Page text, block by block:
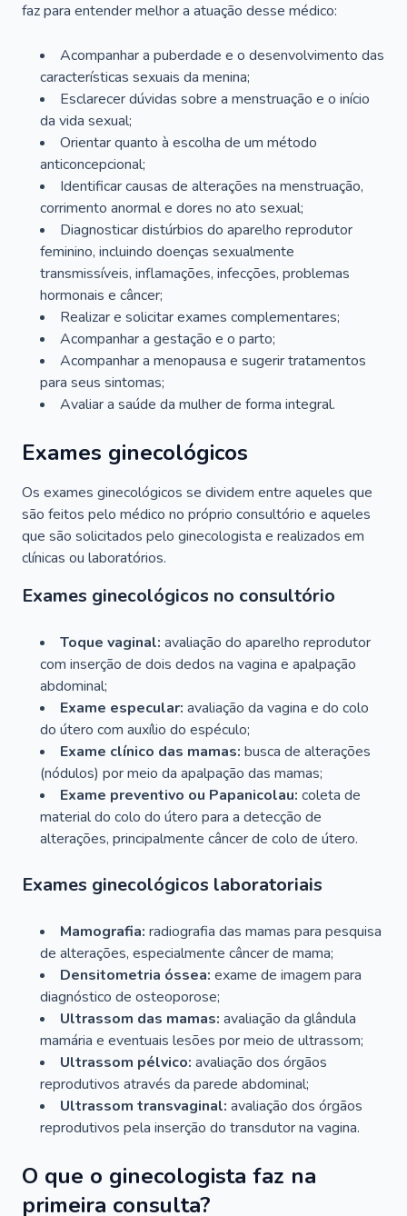
faz para entender melhor a atuação desse médico:
Acompanhar a puberdade e o desenvolvimento das
características sexuais da menina;
Esclarecer dúvidas sobre a menstruação e o início
da vida sexual;
Orientar quanto à escolha de um método
anticoncepcional;
Identificar causas de alterações na menstruação,
corrimento anormal e dores no ato sexual;
Diagnosticar distúrbios do aparelho reprodutor
feminino, incluindo doenças sexualmente
transmissíveis, inflamações, infecções, problemas
hormonais e câncer;
Realizar e solicitar exames complementares;
Acompanhar a gestação e o parto;
Acompanhar a menopausa e sugerir tratamentos
para seus sintomas;
Avaliar a saúde da mulher de forma integral.
Exames ginecológicos
Os exames ginecológicos se dividem entre aqueles que
são feitos pelo médico no próprio consultório e aqueles
que são solicitados pelo ginecologista e realizados em
clínicas ou laboratórios.
Exames ginecológicos no consultório
Toque vaginal: avaliação do aparelho reprodutor
com inserção de dois dedos na vagina e apalpação
abdominal;
Exame especular: avaliação da vagina e do colo
do útero com auxílio do espéculo;
Exame clínico das mamas: busca de alterações
(nódulos) por meio da apalpação das mamas;
Exame preventivo ou Papanicolau: coleta de
material do colo do útero para a detecção de
alterações, principalmente câncer de colo de útero.
Exames ginecológicos laboratoriais
Mamografia: radiografia das mamas para pesquisa
de alterações, especialmente câncer de mama;
Densitometria óssea: exame de imagem para
diagnóstico de osteoporose;
Ultrassom das mamas: avaliação da glândula
mamária e eventuais lesões por meio de ultrassom;
Ultrassom pélvico: avaliação dos órgãos
reprodutivos através da parede abdominal;
Ultrassom transvaginal: avaliação dos órgãos
reprodutivos pela inserção do transdutor na vagina.
O que o ginecologista faz na
primeira consulta?